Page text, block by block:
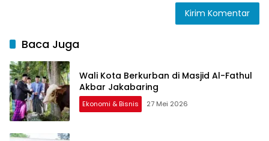
Baca Juga
Wali Kota Berkurban di Masjid Al-Fathul
Akbar Jakabaring
Ekonomi & Bisnis 27 Mei 2026